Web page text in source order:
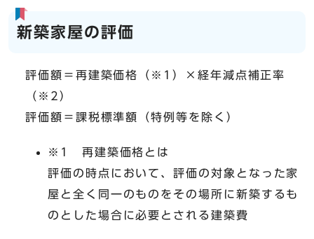
新築家屋の評価
評価額＝再建築価格（※1）×経年減点補正率
（※2）
評価額＝課税標準額（特例等を除く）
※1 再建築価格とは
評価の時点において、評価の対象となった家
屋と全く同一のものをその場所に新築するも
のとした場合に必要とされる建築費